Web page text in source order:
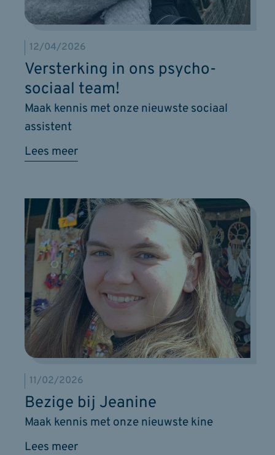
Lees meer
Maak kennis met onze nieuwste sociaal
assistent
Versterking in ons psycho-
sociaal team!
12/04/2026
Lees meer
Maak kennis met onze nieuwste kine
Bezige bij Jeanine
11/02/2026